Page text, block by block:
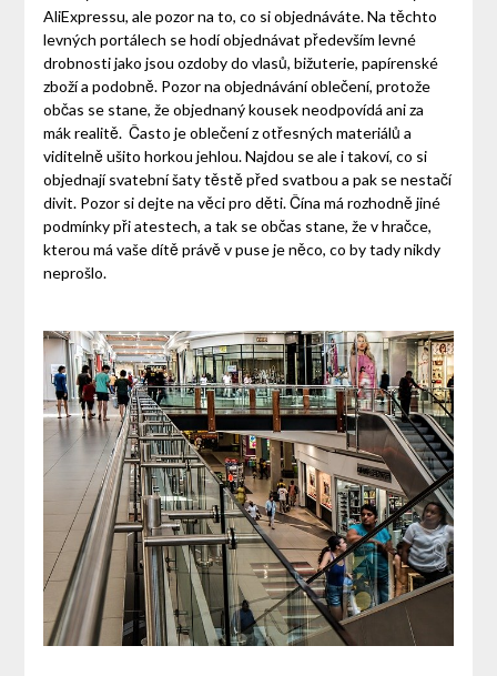
AliExpressu, ale pozor na to, co si objednáváte. Na těchto
levných portálech se hodí objednávat především levné
drobnosti jako jsou ozdoby do vlasů, bižuterie, papírenské
zboží a podobně. Pozor na objednávání oblečení, protože
občas se stane, že objednaný kousek neodpovídá ani za
mák realitě. Často je oblečení z otřesných materiálů a
viditelně ušito horkou jehlou. Najdou se ale i takoví, co si
objednají svatební šaty těstě před svatbou a pak se nestačí
divit. Pozor si dejte na věci pro děti. Čína má rozhodně jiné
podmínky při atestech, a tak se občas stane, že v hračce,
kterou má vaše dítě právě v puse je něco, co by tady nikdy
neprošlo.